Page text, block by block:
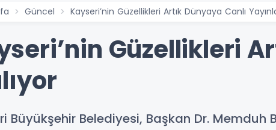
Güncel Kayseri’nin Güzellikleri Artık Dünyaya Canlı
Güzellikleri
Büyükşehir Belediyesi, Başkan Dr. Memduh